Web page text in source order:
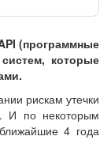
(программные
которые
рискам утечки
И по некоторым
4 года